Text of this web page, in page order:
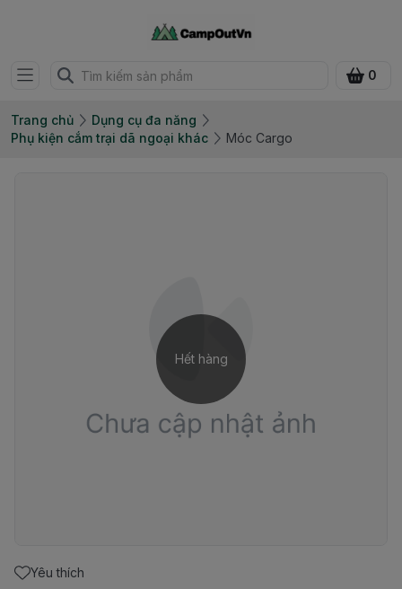
0
Trang chủ
Dụng cụ đa năng
Phụ kiện cắm trại dã ngoại khác
Móc Cargo
Hết hàng
Yêu thích